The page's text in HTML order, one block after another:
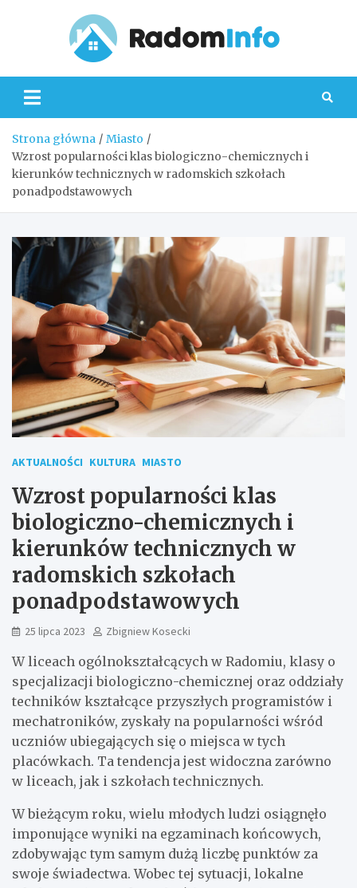
Strona główna
Miasto
Wzrost popularności klas biologiczno-chemicznych i
kierunków technicznych w radomskich szkołach
ponadpodstawowych
AKTUALNOŚCI KULTURA MIASTO
Wzrost popularności klas
biologiczno-chemicznych i
kierunków technicznych w
radomskich szkołach
ponadpodstawowych
25 lipca 2023 Zbigniew Kosecki
W liceach ogólnokształcących w Radomiu, klasy o
specjalizacji biologiczno-chemicznej oraz oddziały
techników kształcące przyszłych programistów i
mechatroników, zyskały na popularności wśród
uczniów ubiegających się o miejsca w tych
placówkach. Ta tendencja jest widoczna zarówno
w liceach, jak i szkołach technicznych.
W bieżącym roku, wielu młodych ludzi osiągnęło
imponujące wyniki na egzaminach końcowych,
zdobywając tym samym dużą liczbę punktów za
swoje świadectwa. Wobec tej sytuacji, lokalne